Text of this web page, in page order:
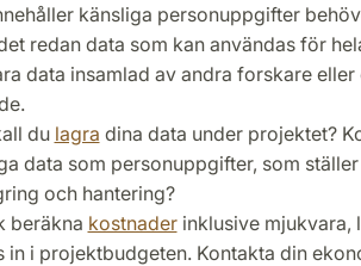
känsliga personuppgifter
redan data som kan användas för
data insamlad av andra forskare
du lagra dina data under projektet?
data som personuppgifter, som
och hantering?
beräkna kostnaderinklusive mjukvara,
in i projektbudgeten. Kontakta din